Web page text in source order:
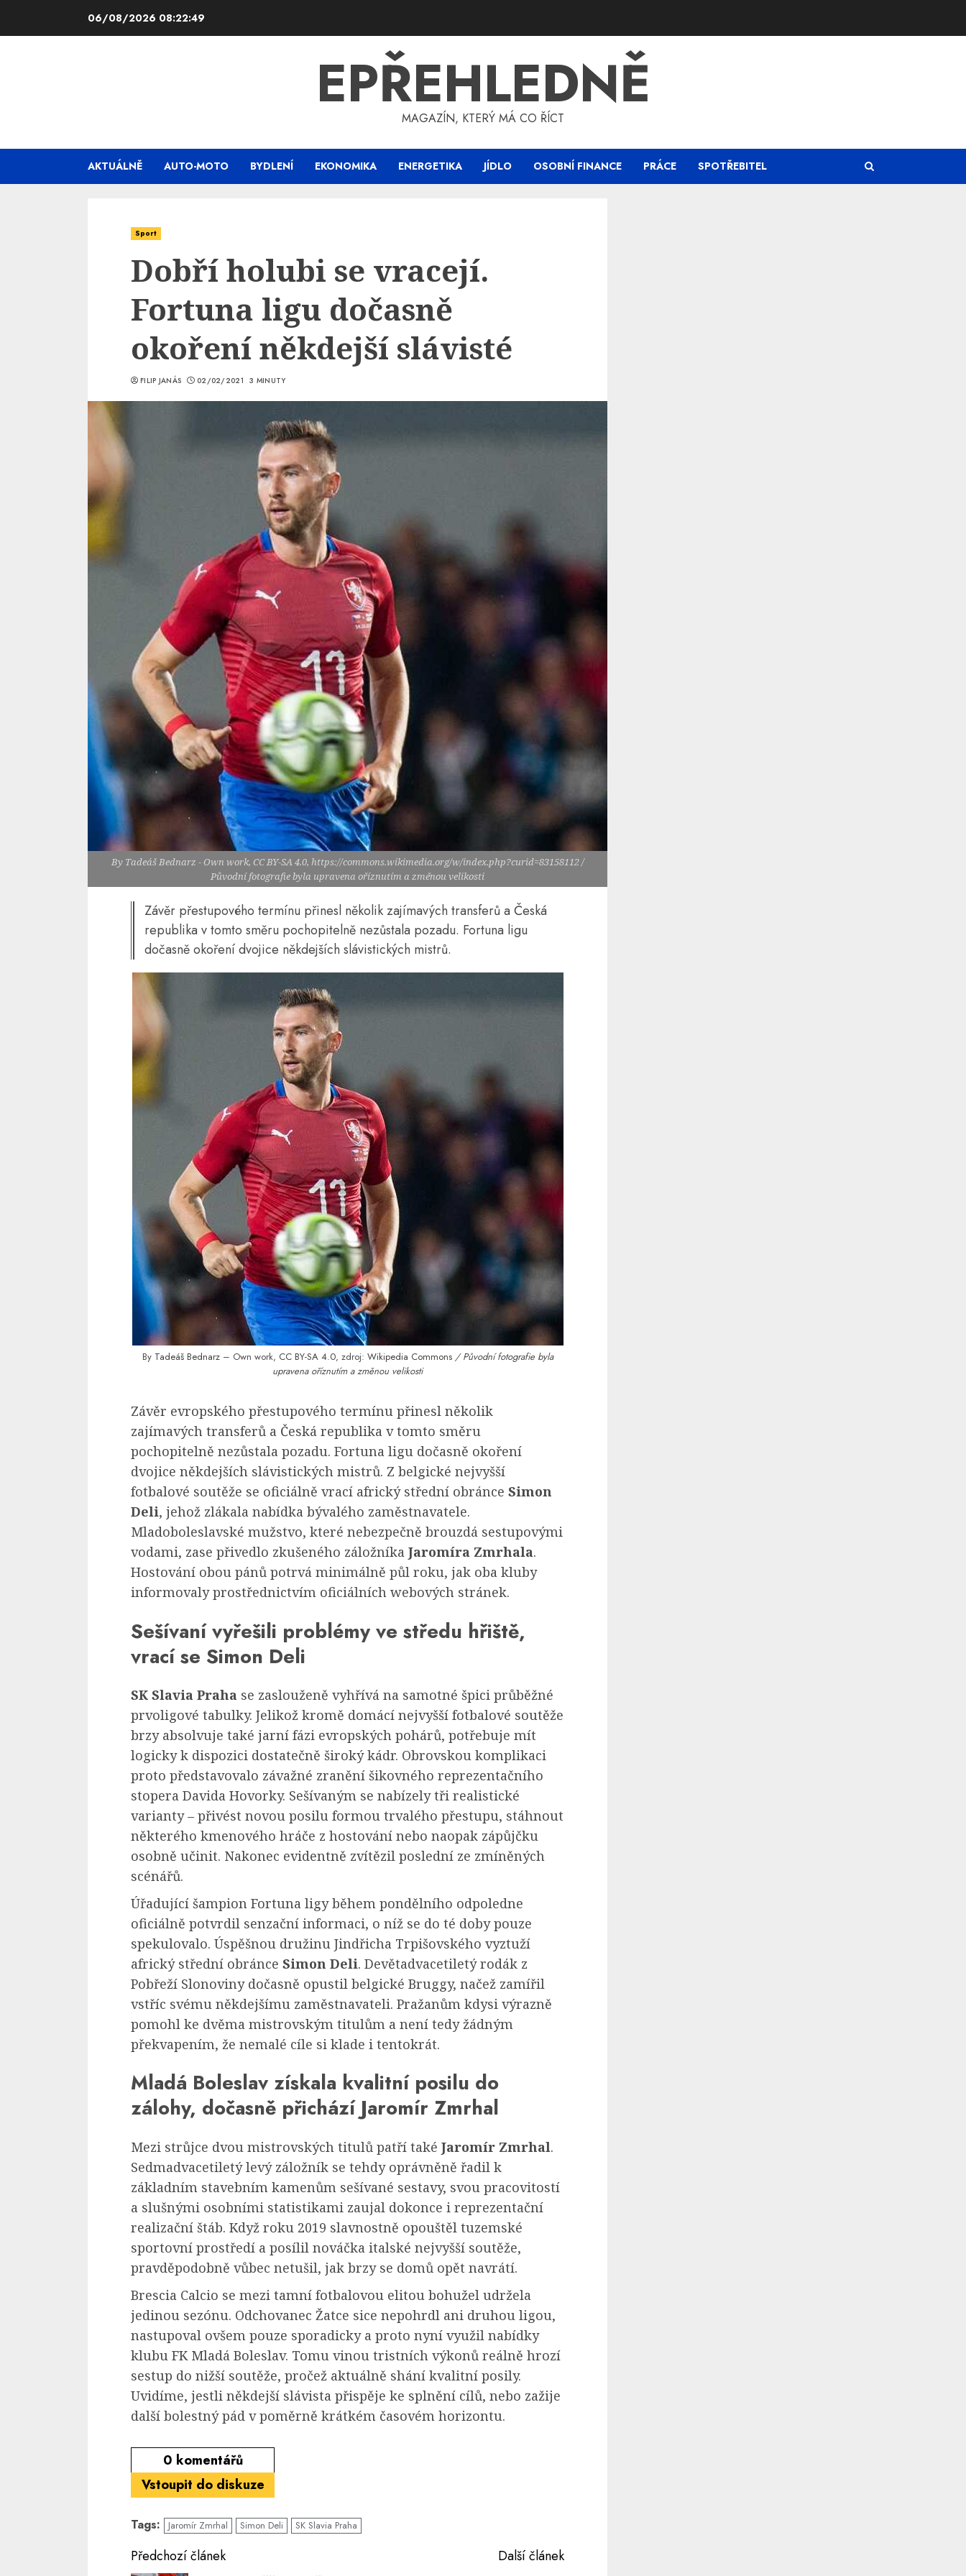
06/08/2026 08:22:50
EPŘEHLEDNĚ
MAGAZÍN, KTERÝ MÁ CO ŘÍCT
AKTUÁLNĚ AUTO-MOTO BYDLENÍ EKONOMIKA ENERGETIKA JÍDLO OSOBNÍ FINANCE PRÁCE SPOTŘEBITEL
Sport
Dobří holubi se vracejí.
Fortuna ligu dočasně
okoření někdejší slávisté
FILIP JANÁS 02/02/2021 3 MINUTY
By Tadeáš Bednarz - Own work, CC BY-SA 4.0, https://commons.wikimedia.org/w/index.php?curid=83158112 /
Původní fotografie byla upravena oříznutím a změnou velikosti
Závěr přestupového termínu přinesl několik zajímavých transferů a Česká
republika v tomto směru pochopitelně nezůstala pozadu. Fortuna ligu
dočasně okoření dvojice někdejších slávistických mistrů.
By Tadeáš Bednarz– Own work, CC BY-SA 4.0, zdroj: Wikipedia Commons / Původní fotografie byla
upravena oříznutím a změnou velikosti
Závěr evropského přestupového termínu přinesl několik
zajímavých transferů a Česká republika v tomto směru
pochopitelně nezůstala pozadu. Fortuna ligu dočasně okoření
dvojice někdejších slávistických mistrů. Z belgické nejvyšší
fotbalové soutěže se oficiálně vrací africký střední obránce Simon
Deli, jehož zlákala nabídka bývalého zaměstnavatele.
Mladoboleslavské mužstvo, které nebezpečně brouzdá sestupovými
vodami, zase přivedlo zkušeného záložníka Jaromíra Zmrhala.
Hostování obou pánů potrvá minimálně půl roku, jak oba kluby
informovaly prostřednictvím oficiálních webových stránek.
Sešívaní vyřešili problémy ve středu hřiště,
vrací se Simon Deli
SK Slavia Praha se zaslouženě vyhřívá na samotné špici průběžné
prvoligové tabulky. Jelikož kromě domácí nejvyšší fotbalové soutěže
brzy absolvuje také jarní fázi evropských pohárů, potřebuje mít
logicky k dispozici dostatečně široký kádr. Obrovskou komplikaci
proto představovalo závažné zranění šikovného reprezentačního
stopera Davida Hovorky. Sešívaným se nabízely tři realistické
varianty – přivést novou posilu formou trvalého přestupu, stáhnout
některého kmenového hráče z hostování nebo naopak zápůjčku
osobně učinit. Nakonec evidentně zvítězil poslední ze zmíněných
scénářů.
Úřadující šampion Fortuna ligy během pondělního odpoledne
oficiálně potvrdil senzační informaci, o níž se do té doby pouze
spekulovalo. Úspěšnou družinu Jindřicha Trpišovského vyztuží
africký střední obránce Simon Deli. Devětadvacetiletý rodák z
Pobřeží Slonoviny dočasně opustil belgické Bruggy, načež zamířil
vstříc svému někdejšímu zaměstnavateli. Pražanům kdysi výrazně
pomohl ke dvěma mistrovským titulům a není tedy žádným
překvapením, že nemalé cíle si klade i tentokrát.
Mladá Boleslav získala kvalitní posilu do
zálohy, dočasně přichází Jaromír Zmrhal
Mezi strůjce dvou mistrovských titulů patří také Jaromír Zmrhal.
Sedmadvacetiletý levý záložník se tehdy oprávněně řadil k
základním stavebním kamenům sešívané sestavy, svou pracovitostí
a slušnými osobními statistikami zaujal dokonce i reprezentační
realizační štáb. Když roku 2019 slavnostně opouštěl tuzemské
sportovní prostředí a posílil nováčka italské nejvyšší soutěže,
pravděpodobně vůbec netušil, jak brzy se domů opět navrátí.
Brescia Calcio se mezi tamní fotbalovou elitou bohužel udržela
jedinou sezónu. Odchovanec Žatce sice nepohrdl ani druhou ligou,
nastupoval ovšem pouze sporadicky a proto nyní využil nabídky
klubu FK Mladá Boleslav. Tomu vinou tristních výkonů reálně hrozí
sestup do nižší soutěže, pročež aktuálně shání kvalitní posily.
Uvidíme, jestli někdejší slávista přispěje ke splnění cílů, nebo zažije
další bolestný pád v poměrně krátkém časovém horizontu.
0 komentářů
Vstoupit do diskuze
Tags: Jaromír Zmrhal Simon Deli SK Slavia Praha
Continue
Předchozí článek Další článek